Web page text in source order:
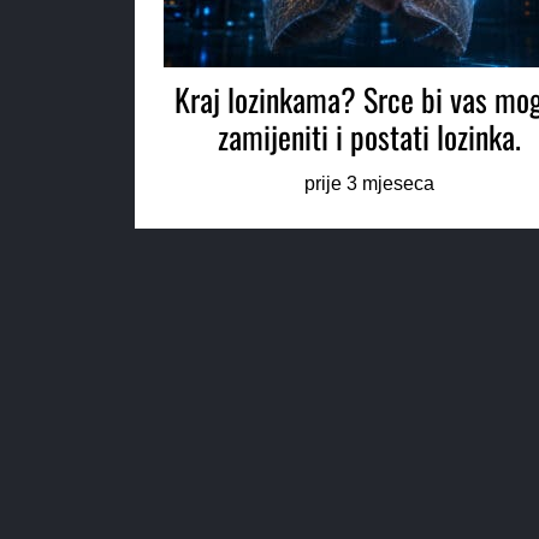
Kraj lozinkama? Srce bi vas
zamijeniti i postati lozinka.
prije 3 mjeseca